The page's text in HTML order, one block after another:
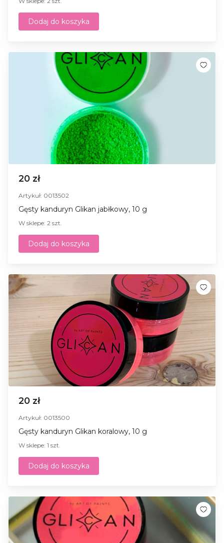
Dodaj do koszyka
20 zł
Artykuł: 0013502
Gęsty kanduryn Glikan jabłkowy, 10 g
W sklepe: 2 szt.
Dodaj do koszyka
20 zł
Artykuł: 0013500
Gęsty kanduryn Glikan koralowy, 10 g
W sklepe: 1 szt.
Dodaj do koszyka